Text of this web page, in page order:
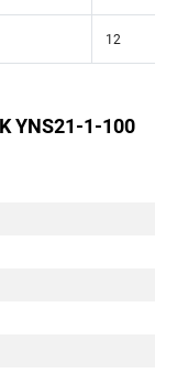
12
YNS21-1-100